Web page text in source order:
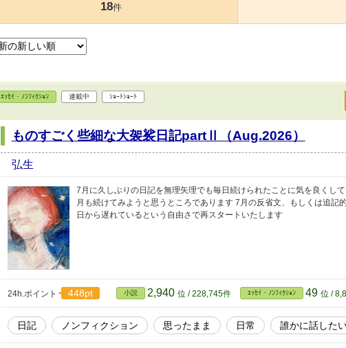
18件
ｴｯｾｲ・ﾉﾝﾌｨｸｼｮﾝ 連載中 ｼｮｰﾄｼｮｰﾄ
ものすごく些細な大袈裟日記partⅡ（Aug.2026）
弘生
7月に久しぶりの日記を無理矢理でも毎日続けられたことに気を良くし
月も続けてみようと思うところであります 7月の反省文、もしくは追記
日から遅れているという自由さで再スタートいたします
24h.ポイント 448pt 小説 2,940 位 / 228,745件 ｴｯｾｲ・ﾉﾝﾌｨｸｼｮﾝ 49 位 /
日記 ノンフィクション 思ったまま 日常 誰かに話した